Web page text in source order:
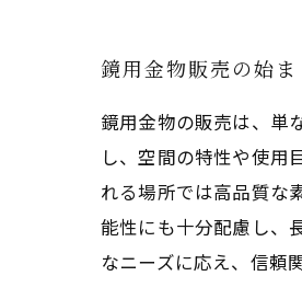
鏡用金物販売の始
鏡用金物の販売は、単
し、空間の特性や使用
れる場所では高品質な
能性にも十分配慮し、
なニーズに応え、信頼